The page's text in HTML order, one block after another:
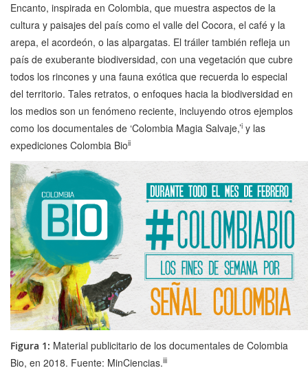
Encanto, inspirada en Colombia, que muestra aspectos de la
cultura y paisajes del país como el valle del Cocora, el café y la
arepa, el acordeón, o las alpargatas. El tráiler también refleja un
país de exuberante biodiversidad, con una vegetación que cubre
todos los rincones y una fauna exótica que recuerda lo especial
del territorio. Tales retratos, o enfoques hacia la biodiversidad en
los medios son un fenómeno reciente, incluyendo otros ejemplos
como los documentales de ‘Colombia Magia Salvaje,’i y las
expediciones Colombia Bioii
Figura 1: Material publicitario de los documentales de Colombia
Bio, en 2018. Fuente: MinCiencias.iii